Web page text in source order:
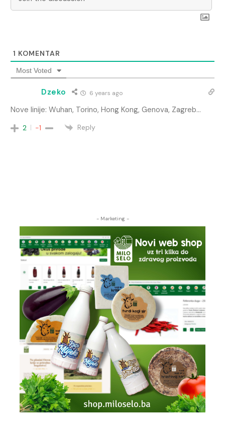
1 KOMENTAR
Most Voted
Dzeko 6 years ago
Nove linije: Wuhan, Torino, Hong Kong, Genova, Zagreb…
2 -1 Reply
- Marketing -